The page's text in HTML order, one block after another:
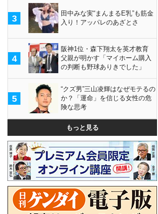
3
田中みな実“まんまるE乳”も筋金
入り！アッパレのあざとさ
4
阪神1位・森下翔太を英才教育
父親が明かす「マイホーム購入
の判断も野球ありきでした」
5
“クズ男”三山凌輝はなぜモテるの
か？「運命」を信じる女性の危
険な思考
もっと見る